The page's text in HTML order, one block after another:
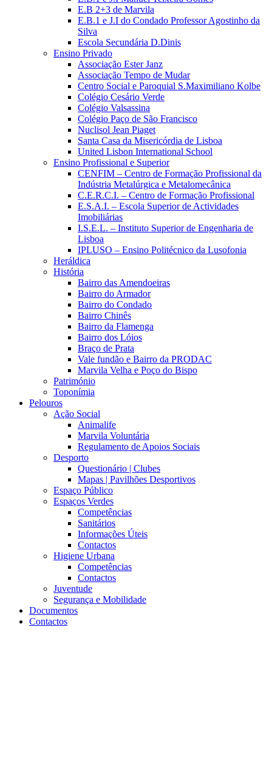
E.B 2+3 de Marvila
E.B.1 e J.I do Condado Professor Agostinho da
Silva
Escola Secundária D.Dinis
Ensino Privado
Associação Ester Janz
Associação Tempo de Mudar
Centro Social e Paroquial S.Maximiliano Kolbe
Colégio Cesário Verde
Colégio Valsassina
Colégio Paço de São Francisco
Nuclisol Jean Piaget
Santa Casa da Misericórdia de Lisboa
United Lisbon International School
Ensino Profissional e Superior
CENFIM – Centro de Formação Profissional da
Indústria Metalúrgica e Metalomecânica
C.E.R.C.I. – Centro de Formação Profissional
E.S.A.I. – Escola Superior de Actividades
Imobiliárias
I.S.E.L. – Instituto Superior de Engenharia de
Lisboa
IPLUSO – Ensino Politécnico da Lusofonia
Heráldica
História
Bairro das Amendoeiras
Bairro do Armador
Bairro do Condado
Bairro Chinês
Bairro da Flamenga
Bairro dos Lóios
Braço de Prata
Vale fundão e Bairro da PRODAC
Marvila Velha e Poço do Bispo
Património
Toponímia
Pelouros
Ação Social
Animalife
Marvila Voluntária
Regulamento de Apoios Sociais
Desporto
Questionário | Clubes
Mapas | Pavilhões Desportivos
Espaço Público
Espaços Verdes
Competências
Sanitários
Informações Úteis
Contactos
Higiene Urbana
Competências
Contactos
Juventude
Segurança e Mobilidade
Documentos
Contactos